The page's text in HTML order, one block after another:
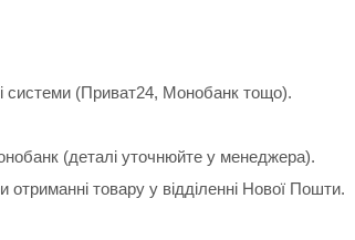
системи (Приват24, Монобанк тощо).
(деталі уточнюйте у менеджера).
товару у відділенні Нової Пошти.